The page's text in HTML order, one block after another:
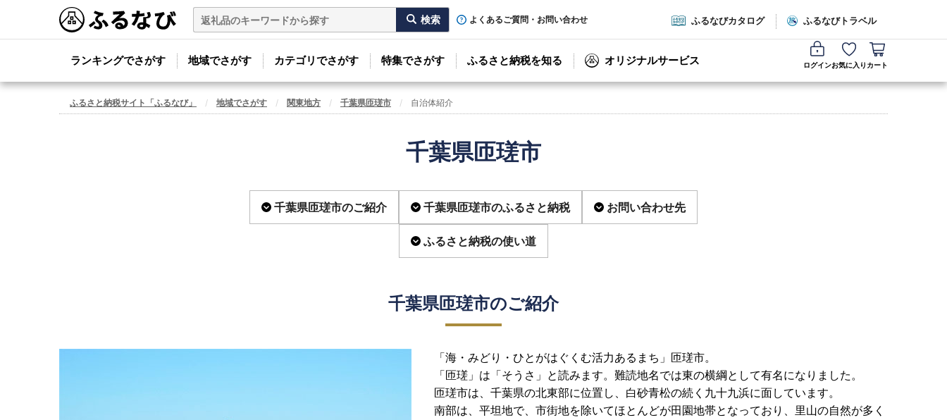
よくあるご質問・お問い合わせ ふるなびカタログ ふるなびトラベル
ランキングでさがす 地域でさがす カテゴリでさがす 特集でさがす ふるさと納税を知る オリジナルサービス ログインお気に入り カート
ふるさと納税サイト「ふるなび」 地域でさがす 関東地方 千葉県匝瑳市 自治体紹介
千葉県匝瑳市
千葉県匝瑳市のご紹介 千葉県匝瑳市のふるさと納税 お問い合わせ先
ふるさと納税の使い道
千葉県匝瑳市のご紹介
「海・みどり・ひとがはぐくむ活力あるまち」匝瑳市。
「匝瑳」は「そうさ」と読みます。難読地名では東の横綱として有名になりました。
匝瑳市は、千葉県の北東部に位置し、白砂青松の続く九十九浜に面しています。
南部は、平坦地で、市街地を除いてほとんどが田園地帯となっており、里山の自然が多く